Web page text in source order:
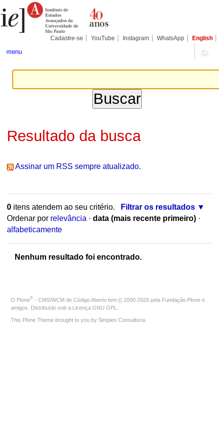
para
conteúdo.
Pessoais
Cadastre-se YouTube Instagram WhatsApp English
menu
Resultado da busca
Assinar um RSS sempre atualizado.
0itens atendem ao seu critério.
Filtrar os resultados
Ordenar por relevância · data (mais recente primeiro) ·
alfabeticamente
Nenhum resultado foi encontrado.
O Plone® - CMS/WCM de Código Aberto tem © 2000-2026 pela Fundação Plone e
amigos. Distribuído sob a Licença GNU GPL
This Plone Theme brought to you by Simples Consultoria